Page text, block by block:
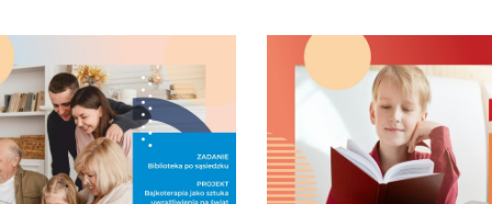
paź
4
O
grach
komputerowych